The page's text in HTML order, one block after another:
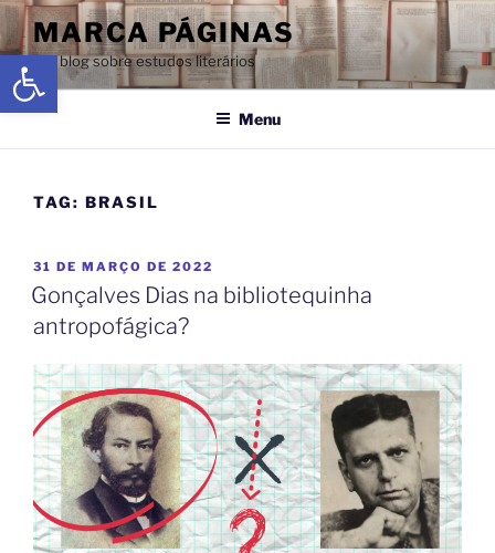
Abrir a barra de ferramentas
MARCA PÁGINAS
Um blog sobre estudos literários
Menu
TAG: BRASIL
31 DE MARÇO DE 2022
Gonçalves Dias na bibliotequinha
antropofágica?